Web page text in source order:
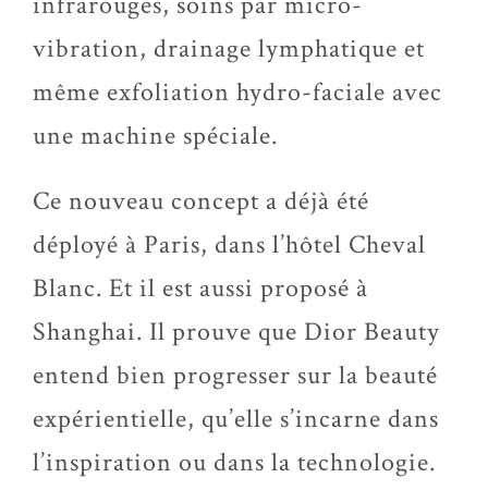
vibration, drainage lymphatique et
même exfoliation hydro-faciale avec
une machine spéciale.
Ce nouveau concept a déjà été
déployé à Paris, dans l’hôtel Cheval
Blanc. Et il est aussi proposé à
Shanghai. Il prouve que Dior Beauty
entend bien progresser sur la beauté
expérientielle, qu’elle s’incarne dans
l’inspiration ou dans la technologie.